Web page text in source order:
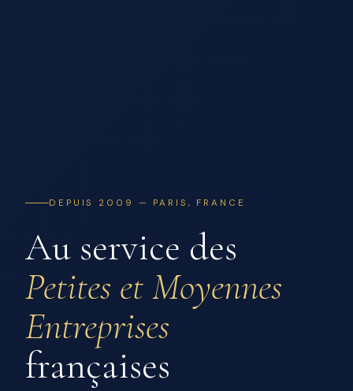
DEPUIS 2009 — PARIS, FRANCE
Au service des
Petites et Moyennes
Entreprises
françaises